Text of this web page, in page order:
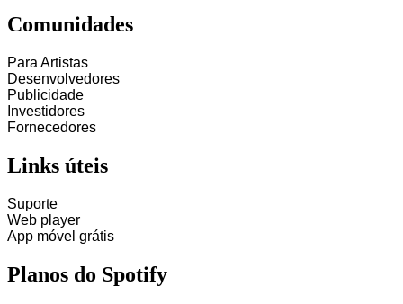
Comunidades
Para Artistas
Desenvolvedores
Publicidade
Investidores
Fornecedores
Links úteis
Suporte
Web player
App móvel grátis
Planos do Spotify